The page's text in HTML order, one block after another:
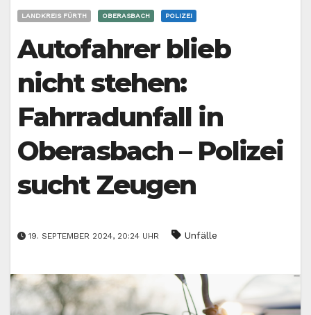
LANDKREIS FÜRTH OBERASBACH POLIZEI
Autofahrer blieb
nicht stehen:
Fahrradunfall in
Oberasbach – Polizei
sucht Zeugen
19. SEPTEMBER 2024, 20:24 UHR Unfälle